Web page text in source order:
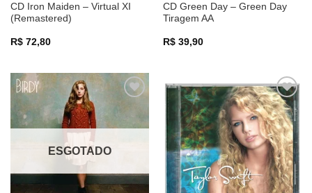
CD Iron Maiden – Virtual XI
(Remastered)
R$72,80
CD Green Day – Green Day
Tiragem AA
R$39,90
a lista de
desejos
ESGOTADO
Adicionar
a lista de
desejos